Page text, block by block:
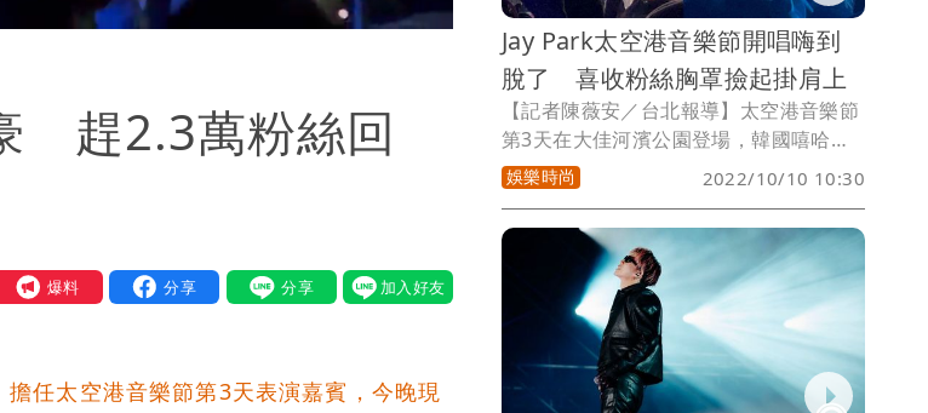
趕2.3萬粉絲回
要爆料
任太空港音樂節第3天表演嘉賓，今晚現
Jay Park太空港音樂節開唱嗨到
脫了 喜收粉絲胸罩撿起掛肩上
【記者陳薇安／台北報導】太空港音樂節
第3天在大佳河濱公園登場，韓國嘻哈天
王朴宰範（Jay Park）擔任壓軸表演嘉
賓。睽違3年來台的他超有誠意，開場就
嗨唱《DNA》等長達5分鐘的組曲，演唱
招牌歌《Mommae》時，照慣例脫掉黑
色T恤，露出結實腹肌，引起2.3萬名觀眾
大尖叫，粉絲狂丟胸罩上台，他也來者不
拒撿起來掛肩膀，嗨爆全場。
娛樂時尚 2022/10/10 10:30